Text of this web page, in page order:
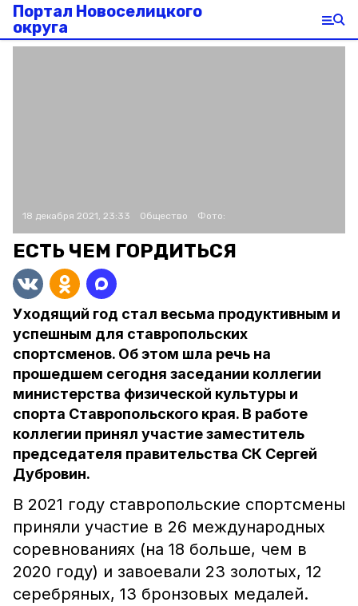
Портал Новоселицкого
округа
18 декабря 2021, 23:33 Общество Фото:
ЕСТЬ ЧЕМ ГОРДИТЬСЯ
Уходящий год стал весьма продуктивным и
успешным для ставропольских
спортсменов. Об этом шла речь на
прошедшем сегодня заседании коллегии
министерства физической культуры и
спорта Ставропольского края. В работе
коллегии принял участие заместитель
председателя правительства СК Сергей
Дубровин.
В 2021 году ставропольские спортсмены
приняли участие в 26 международных
соревнованиях (на 18 больше, чем в
2020 году) и завоевали 23 золотых, 12
серебряных, 13 бронзовых медалей.